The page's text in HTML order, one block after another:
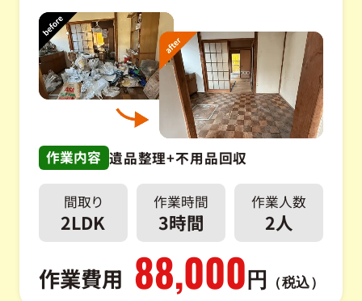
作業内容 遺品整理+不用品回収
間取り
2LDK
作業時間
3時間
作業人数
2人
作業費用 88,000 円 （税込）